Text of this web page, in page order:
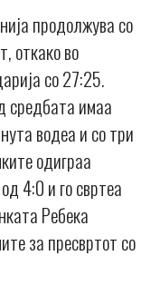
продолжува со
откако во
со 27:25.
средбата имаа
водеа и со три
одиграа
4:0 и го свртеа
Ребека
за пресвртот со